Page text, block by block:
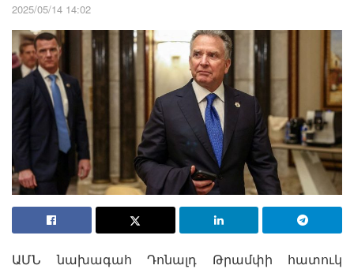
2025/05/14 14:02
ԱՄՆ նախագահ Դոնալդ Թրամփի հատուկ